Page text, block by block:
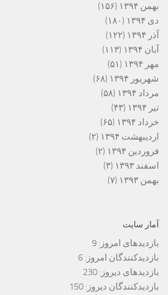
بهمن ۱۳۹۴
(۱۵۶)
دی ۱۳۹۴
(۱۸۰)
آذر ۱۳۹۴
(۱۲۲)
آبان ۱۳۹۴
(۱۱۳)
مهر ۱۳۹۴
(۵۱)
شهریور ۱۳۹۴
(۶۸)
مرداد ۱۳۹۴
(۵۸)
تیر ۱۳۹۴
(۴۳)
خرداد ۱۳۹۴
(۶۵)
اردیبهشت ۱۳۹۴
(۲)
فروردین ۱۳۹۴
(۲)
اسفند ۱۳۹۳
(۳)
بهمن ۱۳۹۳
(۷)
آمار سایت
بازدیدهای امروز: 9
بازدیدکنندگان امروز: 6
بازدیدهای دیروز: 230
بازدیدکنندگان دیروز: 150